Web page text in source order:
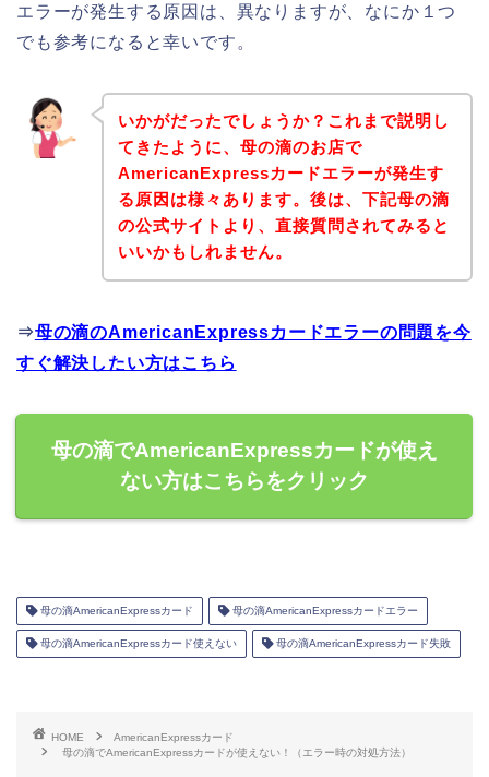
エラーが発生する原因は、異なりますが、なにか１つ
でも参考になると幸いです。
いかがだったでしょうか？これまで説明し
てきたように、母の滴のお店で
AmericanExpressカードエラーが発生す
る原因は様々あります。後は、下記母の滴
の公式サイトより、直接質問されてみると
いいかもしれません。
⇒母の滴のAmericanExpressカードエラーの問題を今
すぐ解決したい方はこちら
母の滴でAmericanExpressカードが使え
ない方はこちらをクリック
母の滴AmericanExpressカード 母の滴AmericanExpressカードエラー
母の滴AmericanExpressカード使えない 母の滴AmericanExpressカード失敗
HOME
AmericanExpressカード
母の滴でAmericanExpressカードが使えない！（エラー時の対処方法）